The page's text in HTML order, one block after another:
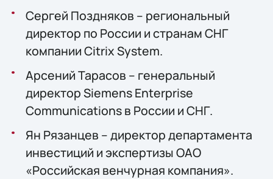
Сергей Поздняков – региональный
директор по России и странам СНГ
компании Citrix System.
Арсений Тарасов – генеральный
директор Siemens Enterprise
Communications в России и СНГ.
Ян Рязанцев – директор департамента
инвестиций и экспертизы ОАО
«Российская венчурная компания».